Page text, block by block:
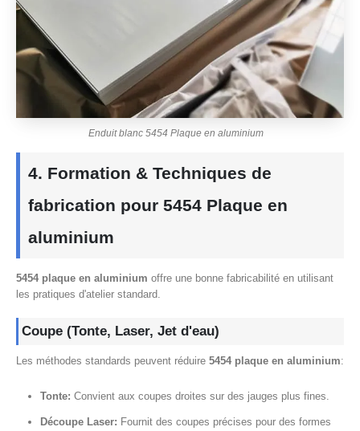
Enduit blanc 5454 Plaque en aluminium
4. Formation & Techniques de
fabrication pour 5454 Plaque en
aluminium
5454 plaque en aluminium offre une bonne fabricabilité en utilisant
les pratiques d'atelier standard.
Coupe (Tonte, Laser, Jet d'eau)
Les méthodes standards peuvent réduire 5454 plaque en aluminium:
Tonte: Convient aux coupes droites sur des jauges plus fines.
Découpe Laser: Fournit des coupes précises pour des formes